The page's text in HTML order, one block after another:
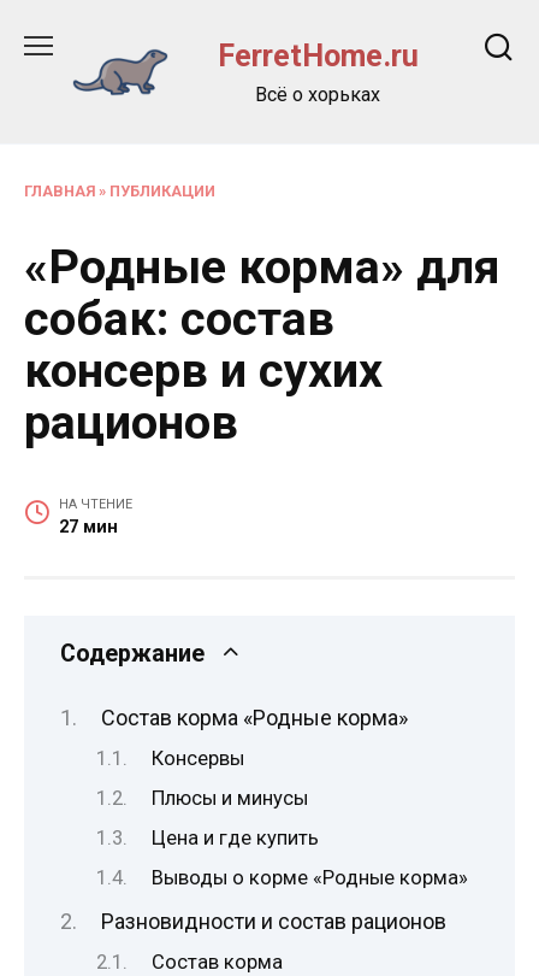
содержанию
FerretHome.ru
Всё о хорьках
ГЛАВНАЯ » ПУБЛИКАЦИИ
«Родные корма» для
собак: состав
консерв и сухих
рационов
НА ЧТЕНИЕ
27 мин
Содержание
Состав корма «Родные корма»
Консервы
Плюсы и минусы
Цена и где купить
Выводы о корме «Родные корма»
Разновидности и состав рационов
Состав корма